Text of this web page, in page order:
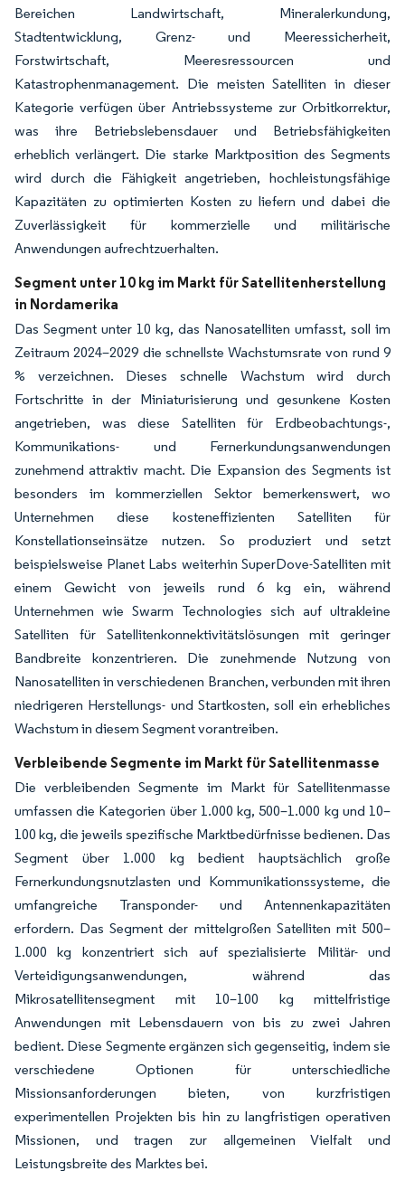
Bereichen Landwirtschaft, Mineralerkundung,
Stadtentwicklung, Grenz- und Meeressicherheit,
Forstwirtschaft, Meeresressourcen und
Katastrophenmanagement. Die meisten Satelliten in dieser
Kategorie verfügen über Antriebssysteme zur Orbitkorrektur,
was ihre Betriebslebensdauer und Betriebsfähigkeiten
erheblich verlängert. Die starke Marktposition des Segments
wird durch die Fähigkeit angetrieben, hochleistungsfähige
Kapazitäten zu optimierten Kosten zu liefern und dabei die
Zuverlässigkeit für kommerzielle und militärische
Anwendungen aufrechtzuerhalten.
Segment unter 10 kg im Markt für Satellitenherstellung
in Nordamerika
Das Segment unter 10 kg, das Nanosatelliten umfasst, soll im
Zeitraum 2024–2029 die schnellste Wachstumsrate von rund 9
% verzeichnen. Dieses schnelle Wachstum wird durch
Fortschritte in der Miniaturisierung und gesunkene Kosten
angetrieben, was diese Satelliten für Erdbeobachtungs-,
Kommunikations- und Fernerkundungsanwendungen
zunehmend attraktiv macht. Die Expansion des Segments ist
besonders im kommerziellen Sektor bemerkenswert, wo
Unternehmen diese kosteneffizienten Satelliten für
Konstellationseinsätze nutzen. So produziert und setzt
beispielsweise Planet Labs weiterhin SuperDove-Satelliten mit
einem Gewicht von jeweils rund 6 kg ein, während
Unternehmen wie Swarm Technologies sich auf ultrakleine
Satelliten für Satellitenkonnektivitätslösungen mit geringer
Bandbreite konzentrieren. Die zunehmende Nutzung von
Nanosatelliten in verschiedenen Branchen, verbunden mit ihren
niedrigeren Herstellungs- und Startkosten, soll ein erhebliches
Wachstum in diesem Segment vorantreiben.
Verbleibende Segmente im Markt für Satellitenmasse
Die verbleibenden Segmente im Markt für Satellitenmasse
umfassen die Kategorien über 1.000 kg, 500–1.000 kg und 10–
100 kg, die jeweils spezifische Marktbedürfnisse bedienen. Das
Segment über 1.000 kg bedient hauptsächlich große
Fernerkundungsnutzlasten und Kommunikationssysteme, die
umfangreiche Transponder- und Antennenkapazitäten
erfordern. Das Segment der mittelgroßen Satelliten mit 500–
1.000 kg konzentriert sich auf spezialisierte Militär- und
Verteidigungsanwendungen, während das
Mikrosatellitensegment mit 10–100 kg mittelfristige
Anwendungen mit Lebensdauern von bis zu zwei Jahren
bedient. Diese Segmente ergänzen sich gegenseitig, indem sie
verschiedene Optionen für unterschiedliche
Missionsanforderungen bieten, von kurzfristigen
experimentellen Projekten bis hin zu langfristigen operativen
Missionen, und tragen zur allgemeinen Vielfalt und
Leistungsbreite des Marktes bei.